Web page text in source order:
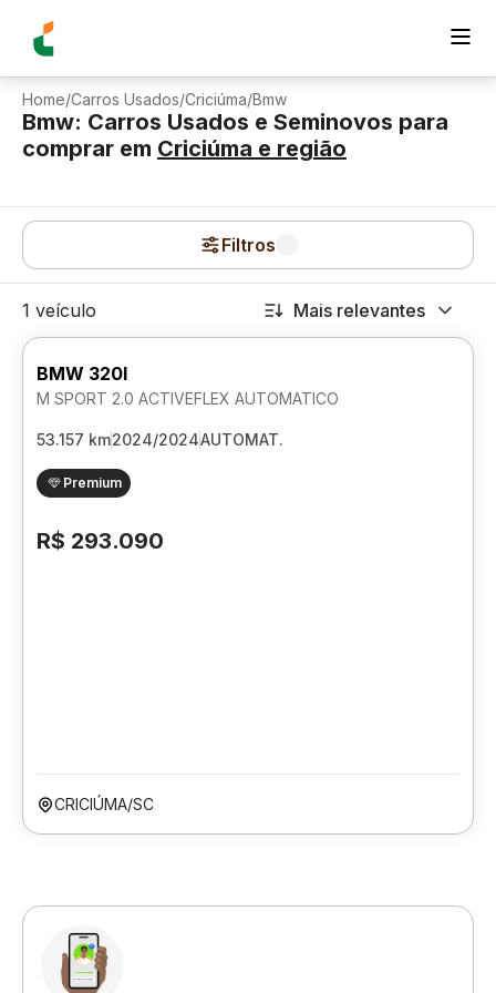
Home/Carros Usados/Criciúma/Bmw
Bmw: Carros Usados e Seminovos para
comprar em Criciúma e região
Filtros
1 veículo Mais relevantes
BMW 320I
M SPORT 2.0 ACTIVEFLEX AUTOMATICO
53.157 km2024/2024AUTOMAT.
Premium
R$ 293.090
CRICIÚMA/SC